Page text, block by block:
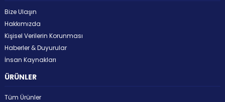
Bize Ulaşın
Hakkımızda
Kişisel Verilerin Korunması
Haberler & Duyurular
İnsan Kaynakları
ÜRÜNLER
Tüm Ürünler